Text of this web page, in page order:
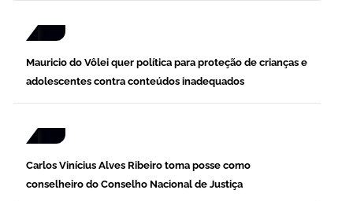
Mauricio do Vôlei quer política para proteção de crianças e
adolescentes contra conteúdos inadequados
Carlos Vinícius Alves Ribeiro toma posse como
conselheiro do Conselho Nacional de Justiça